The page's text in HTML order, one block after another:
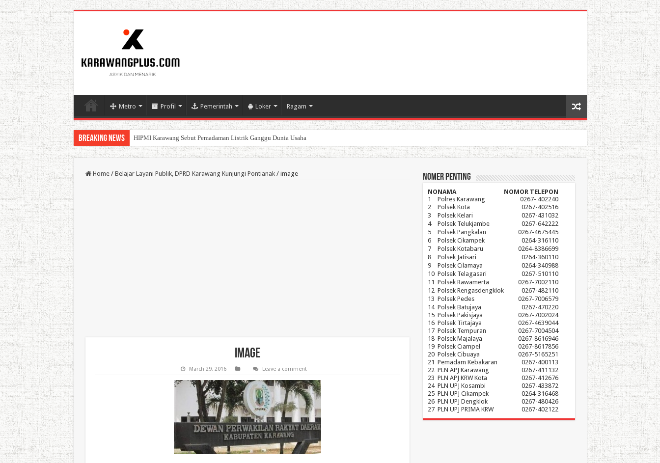
Metro Profil Pemerintah Loker Ragam
Breaking News HIPMI Karawang Sebut Pemadaman Listrik Ganggu Dunia Usaha
BPK Ganjar WTP ke 11 Pada Laporan Keuangan Pemda Karawang
Home / Belajar Layani Publik, DPRD Karawang Kunjungi Pontianak / image
image
March 29, 2016 Leave a comment
Nomer Penting
NONAMA
NOMOR TELEPON
1
Polres Karawang
0267- 402240
2
Polsek Kota
0267-402516
3
Polsek Kelari
0267-431032
4
Polsek Telukjambe
0267-642222
5
Polsek Pangkalan
0267-4675445
6
Polsek Cikampek
0264-316110
7
Polsek Kotabaru
0264-8386699
8
Polsek Jatisari
0264-360110
9
Polsek Cilamaya
0264-340988
10 Polsek Telagasari
0267-510110
11 Polsek Rawamerta
0267-7002110
12 Polsek Rengasdengklok
0267-482110
13 Polsek Pedes
0267-7006579
14 Polsek Batujaya
0267-470220
15 Polsek Pakisjaya
0267-7002024
16 Polsek Tirtajaya
0267-4639044
17 Polsek Tempuran
0267-7004504
18 Polsek Majalaya
0267-8616946
19 Polsek Ciampel
0267-8617856
20 Polsek Cibuaya
0267-5165251
21 Pemadam Kebakaran
0267-400113
22 PLN APJ Karawang
0267-411132
23 PLN APJ KRW Kota
0267-412676
24 PLN UPJ Kosambi
0267-433872
25 PLN UPJ Cikampek
0264-316468
26 PLN UPJ Dengklok
0267-480426
27 PLN UPJ PRIMA KRW 0267-402122